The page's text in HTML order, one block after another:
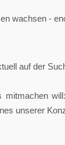
wachsen -
auf der
unserer